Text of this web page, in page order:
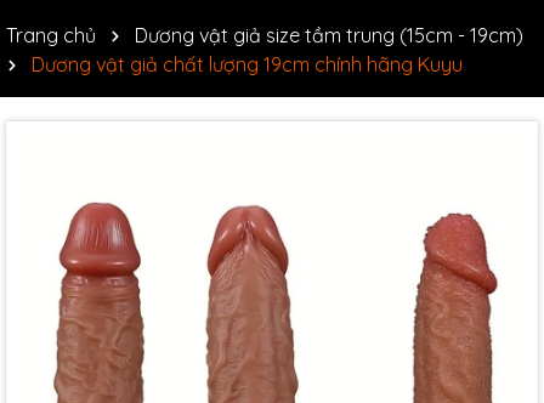
Trang chủ
Dương vật giả size tầm trung (15cm - 19cm)
Dương vật giả chất lượng 19cm chính hãng Kuyu